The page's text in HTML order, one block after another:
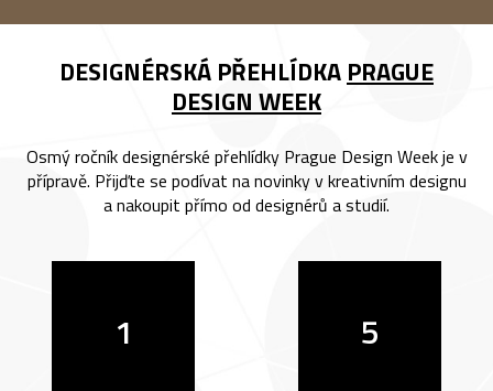
DESIGNÉRSKÁ PŘEHLÍDKA PRAGUE
DESIGN WEEK
Osmý ročník designérské přehlídky Prague Design Week je v
přípravě. Přijďte se podívat na novinky v kreativním designu
a nakoupit přímo od designérů a studií.
1 5